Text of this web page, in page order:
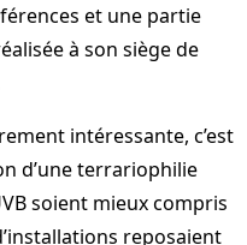
et une partie
à son siège de
intéressante, c’est
d’une terrariophilie
soient mieux compris
reposaient